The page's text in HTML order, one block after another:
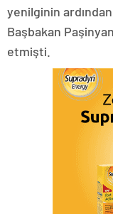
yenilginin
Başbakan
etmişti.